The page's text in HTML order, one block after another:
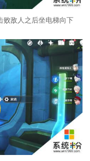
败敌人之后坐电梯向下